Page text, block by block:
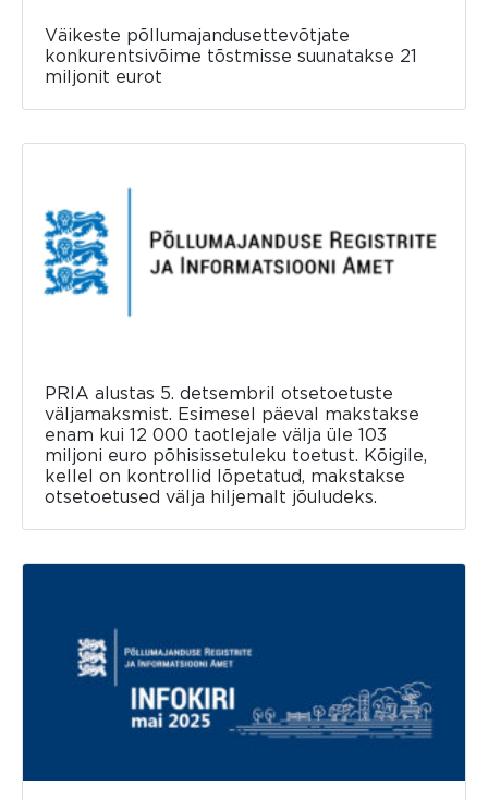
Väikeste põllumajandusettevõtjate
konkurentsivõime tõstmisse suunatakse 21
miljonit eurot
PRIA alustas 5. detsembril otsetoetuste
väljamaksmist. Esimesel päeval makstakse
enam kui 12 000 taotlejale välja üle 103
miljoni euro põhisissetuleku toetust. Kõigile,
kellel on kontrollid lõpetatud, makstakse
otsetoetused välja hiljemalt jõuludeks.